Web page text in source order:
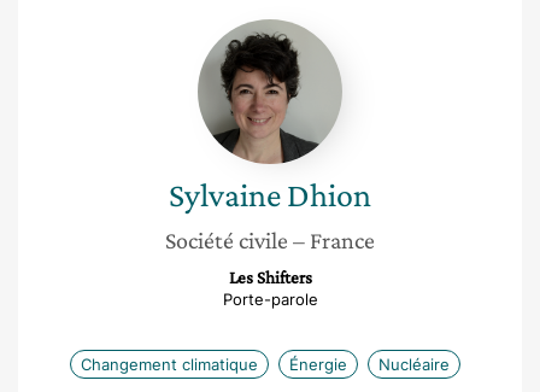
Sylvaine
Dhion
SylvaineDhion
Société civile – France
Les Shifters
Porte-parole
Changement climatique Énergie Nucléaire